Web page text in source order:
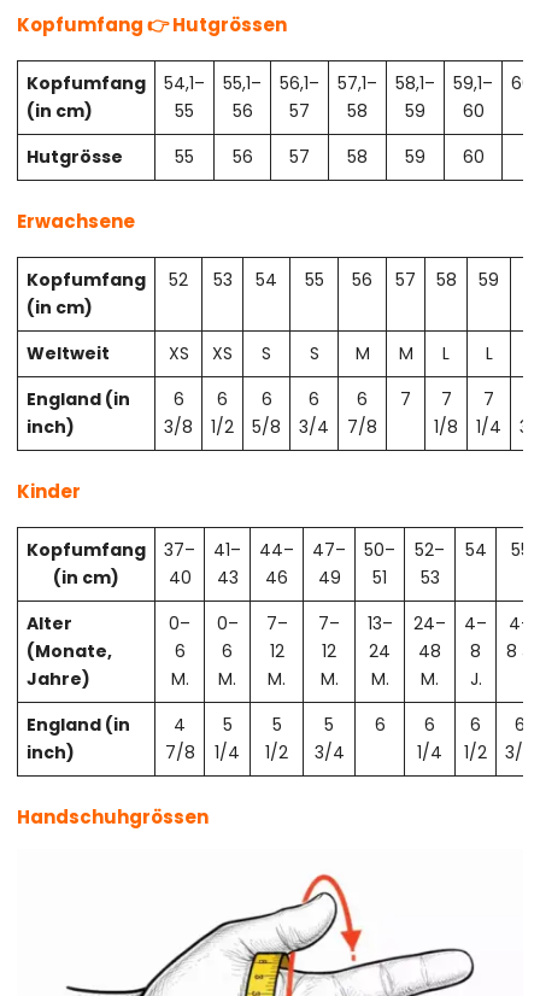
Kopfumfang 👉 Hutgrössen
Kopfumfang
(in cm)
54,1–
55
55,1–
56
56,1–
57
57,1–
58
58,1–
59
59,1–
60
Hutgrösse
55 56 57 58 59 60
Erwachsene
Kopfumfang
(in cm)
52 53 54 55 56 57 58 59
Weltweit XS XS S S M M L L
England (in
inch)
6
3/8
6
1/2
6
5/8
6
3/4
6
7/8
7
7
1/8
7
1/4
Kinder
Kopfumfang
(in cm)
37–
40
41–
43
44–
46
47–
49
50–
51
52–
53
54 55
Alter
(Monate,
Jahre)
0–
6
M.
0–
6
M.
7–
12
M.
7–
12
M.
13–
24
M.
24–
48
M.
4–
8
J.
4–
8 J.
England (in
inch)
4
7/8
5
1/4
5
1/2
5
3/4
6
6
1/4
6
1/2
6
3/4
Handschuhgrössen